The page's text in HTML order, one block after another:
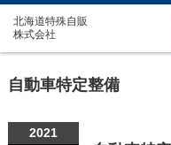
自動車特定整備
2021